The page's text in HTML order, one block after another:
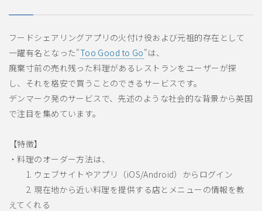
フードシェアリングアプリの火付け役および元祖的存在として
一躍有名となった"Too Good to Go"は、
廃棄寸前の売れ残った料理があるレストランをユーザーが探
し、それを格安で買うことのできるサービスです。
デンマーク発のサービスで、先述のような社会的な背景から英国
で注目を集めています。
【特徴】
・料理のオーダー方法は、
1. ウェブサイトやアプリ（iOS/Android）からログイン
2. 現在地から近い料理を提供する店とメニューの情報を教
えてくれる